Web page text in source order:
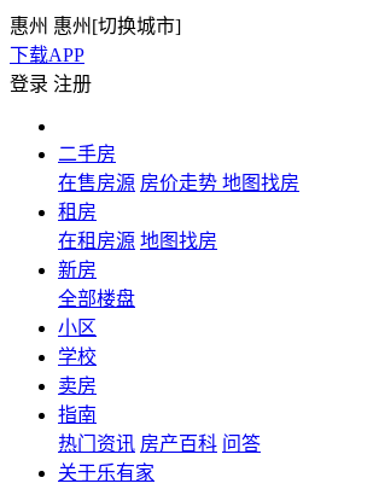
惠州 惠州[切换城市]
下载APP
登录 注册
二手房
在售房源 房价走势 地图找房
租房
在租房源 地图找房
新房
全部楼盘
小区
学校
卖房
指南
热门资讯 房产百科 问答
关于乐有家